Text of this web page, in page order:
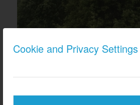
Cookie and Privacy Settings